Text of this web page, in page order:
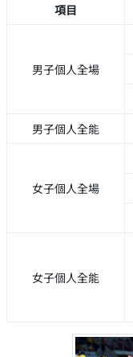
項目
男子個人全場
男子個人全能
女子個人全場
女子個人全能